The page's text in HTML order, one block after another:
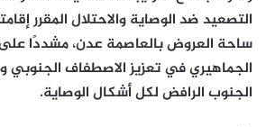
التصعيد ضد الوصاية والاحتلال المقرر
ساحة العروض بالعاصمة عدن، مشددًا
الجماهيري في تعزيز الاصطفاف
الجنوب الرافض لكل أشكال الوصاية.